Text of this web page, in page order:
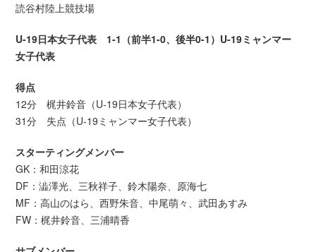
読谷村陸上競技場
U-19日本女子代表 1-1（前半1-0、後半0-1）U-19ミャンマー
女子代表
得点
12分 梶井鈴音（U-19日本女子代表）
31分 失点（U-19ミャンマー女子代表）
スターティングメンバー
GK：和田涼花
DF：澁澤光、三秋祥子、鈴木陽奈、原海七
MF：高山のはら、西野朱音、中尾萌々、武田あすみ
FW：梶井鈴音、三浦晴香